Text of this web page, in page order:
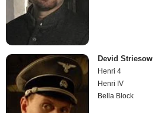
Devid Striesow
Henri 4
Henri IV
Bella Block